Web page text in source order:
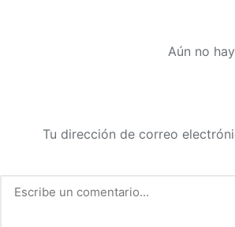
Aún no
Tu dirección de correo